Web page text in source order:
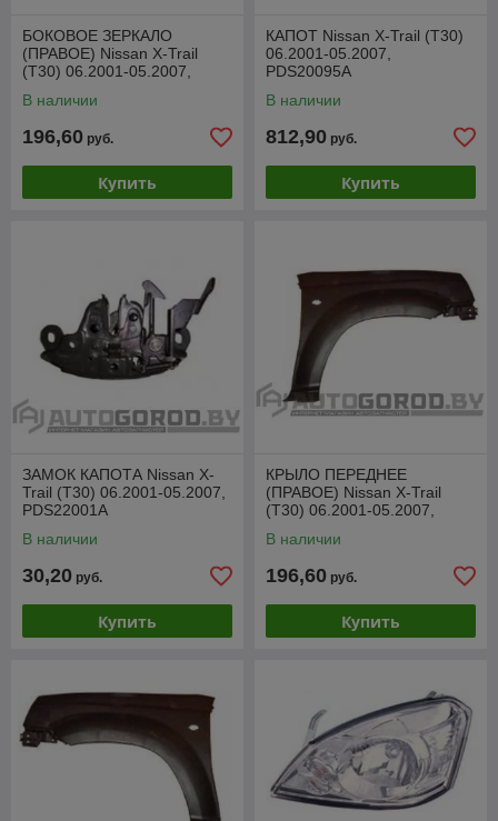
БОКОВОЕ ЗЕРКАЛО
(ПРАВОЕ) Nissan X-Trail
(T30) 06.2001-05.2007,
В наличии
196,60 руб.
Купить
КАПОТ Nissan X-Trail (T30)
06.2001-05.2007,
PDS20095A
В наличии
812,90 руб.
Купить
ЗАМОК КАПОТА Nissan X-
Trail (T30) 06.2001-05.2007,
PDS22001A
В наличии
30,20 руб.
Купить
КРЫЛО ПЕРЕДНЕЕ
(ПРАВОЕ) Nissan X-Trail
(T30) 06.2001-05.2007,
В наличии
196,60 руб.
Купить